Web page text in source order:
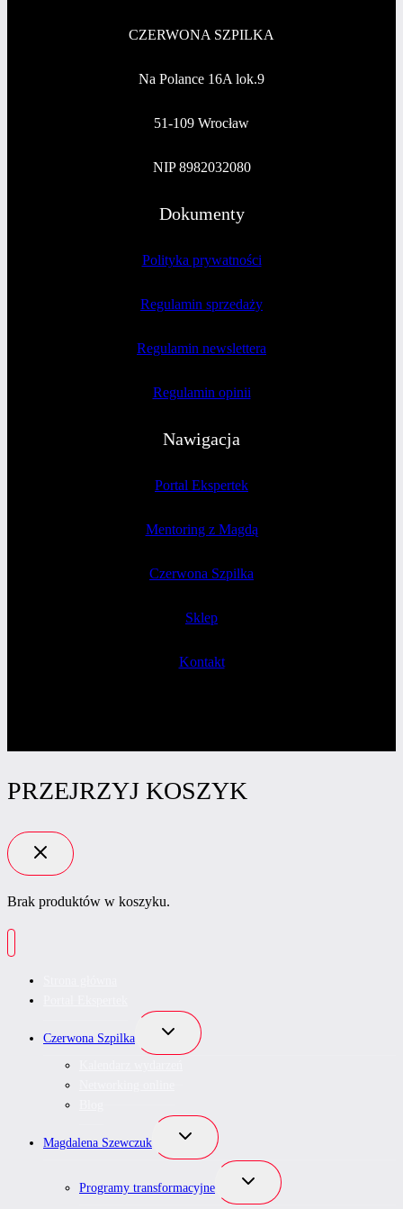
CZERWONA SZPILKA
Na Polance 16A lok.9
51-109 Wrocław
NIP 8982032080
Dokumenty
Polityka prywatności
Regulamin sprzedaży
Regulamin newslettera
Regulamin opinii
Nawigacja
Portal Ekspertek
Mentoring z Magdą
Czerwona Szpilka
Sklep
Kontakt
PRZEJRZYJ KOSZYK
Brak produktów w koszyku.
Czerwona Szpilka
Przełącz
podrzędne
Magdalena Szewczuk
Przełącz
podrzędne
Programy transformacyjne
Przełącz
podrzędne